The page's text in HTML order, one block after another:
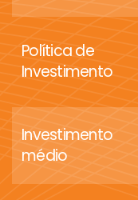
Política de
Investimento
Investimento
médio